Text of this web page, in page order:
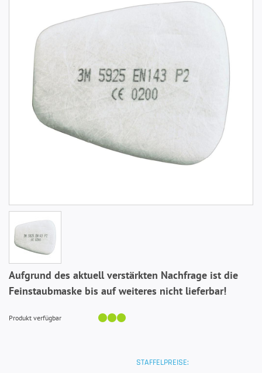
Aufgrund des aktuell verstärkten Nachfrage ist die
Feinstaubmaske bis auf weiteres nicht lieferbar!
Produkt verfügbar
STAFFELPREISE: